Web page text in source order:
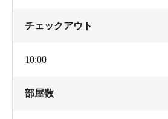
チェックアウト
10:00
部屋数